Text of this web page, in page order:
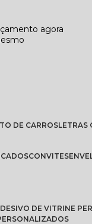
agora
DE CARROS LETRAS
CONVITES
ADESIVO DE VITRINE